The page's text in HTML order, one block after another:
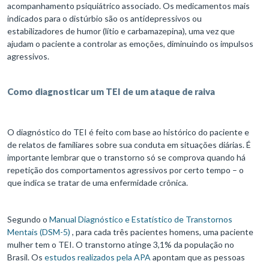
acompanhamento psiquiátrico associado. Os medicamentos mais
indicados para o distúrbio são os antidepressivos ou
estabilizadores de humor (lítio e carbamazepina), uma vez que
ajudam o paciente a controlar as emoções, diminuindo os impulsos
agressivos.
Como diagnosticar um TEI de um ataque de raiva
O diagnóstico do TEI é feito com base ao histórico do paciente e
de relatos de familiares sobre sua conduta em situações diárias. É
importante lembrar que o transtorno só se comprova quando há
repetição dos comportamentos agressivos por certo tempo – o
que indica se tratar de uma enfermidade crônica.
Segundo o Manual Diagnóstico e Estatístico de Transtornos
Mentais (DSM-5) , para cada três pacientes homens, uma paciente
mulher tem o TEI. O transtorno atinge 3,1% da população no
Brasil. Os estudos realizados pela APA apontam que as pessoas